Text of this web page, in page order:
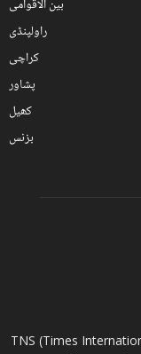
بین الاقوامی
راولپنڈی
کراچی
پشاور
کھیل
بزنس
TNS (Times